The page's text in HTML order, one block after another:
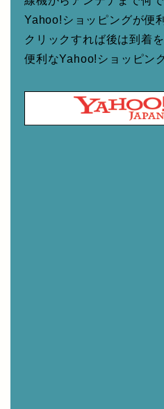
Yahoo!ショッピングが便
クリックすれば後は到着
便利なYahoo!ショッピング